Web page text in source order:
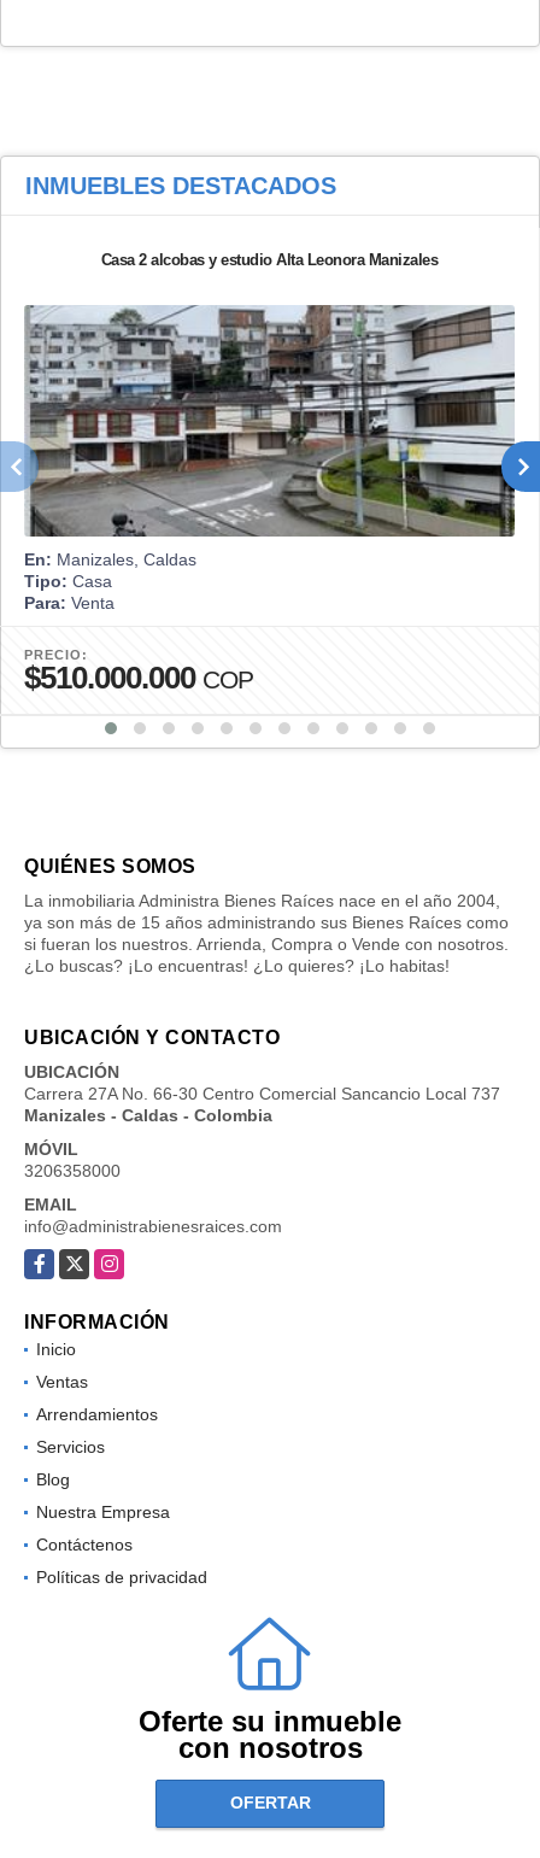
INMUEBLES DESTACADOS
Casa 2 alcobas y estudio Alta Leonora Manizales
En: Manizales, Caldas
Tipo: Casa
Para: Venta
PRECIO:
$510.000.000 COP
QUIÉNES SOMOS
La inmobiliaria Administra Bienes Raíces nace en el año 2004,
ya son más de 15 años administrando sus Bienes Raíces como
si fueran los nuestros. Arrienda, Compra o Vende con nosotros.
¿Lo buscas? ¡Lo encuentras! ¿Lo quieres? ¡Lo habitas!
UBICACIÓN Y CONTACTO
UBICACIÓN
Carrera 27A No. 66-30 Centro Comercial Sancancio Local 737
Manizales - Caldas - Colombia
MÓVIL
3206358000
EMAIL
info@administrabienesraices.com
INFORMACIÓN
Inicio
Ventas
Arrendamientos
Servicios
Blog
Nuestra Empresa
Contáctenos
Oferte su inmueble
con nosotros
OFERTAR